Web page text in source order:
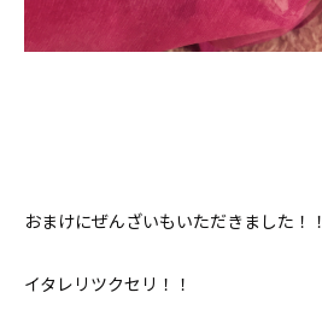
おまけにぜんざいもいただきました！！
イタレリツクセリ！！